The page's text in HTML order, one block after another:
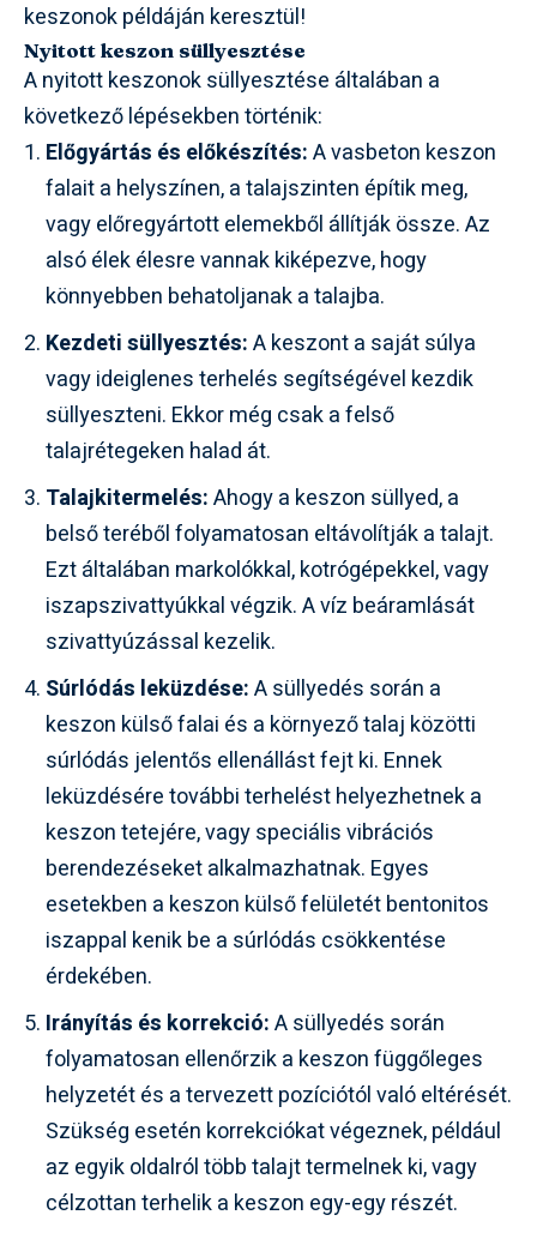
keszonok példáján keresztül!
Nyitott keszon süllyesztése
A nyitott keszonok süllyesztése általában a
következő lépésekben történik:
Előgyártás és előkészítés:A vasbeton keszon
falait a helyszínen, a talajszinten építik meg,
vagy előregyártott elemekből állítják össze. Az
alsó élek élesre vannak kiképezve, hogy
könnyebben behatoljanak a talajba.
Kezdeti süllyesztés:A keszont a saját súlya
vagy ideiglenes terhelés segítségével kezdik
süllyeszteni. Ekkor még csak a felső
talajrétegeken halad át.
Talajkitermelés:Ahogy a keszon süllyed, a
belső teréből folyamatosan eltávolítják a talajt.
Ezt általában markolókkal, kotrógépekkel, vagy
iszapszivattyúkkal végzik. A víz beáramlását
szivattyúzással kezelik.
Súrlódás leküzdése:A süllyedés során a
keszon külső falai és a környező talaj közötti
súrlódás jelentős ellenállást fejt ki. Ennek
leküzdésére további terhelést helyezhetnek a
keszon tetejére, vagy speciális vibrációs
berendezéseket alkalmazhatnak. Egyes
esetekben a keszon külső felületét bentonitos
iszappal kenik be a súrlódás csökkentése
érdekében.
Irányítás és korrekció:A süllyedés során
folyamatosan ellenőrzik a keszon függőleges
helyzetét és a tervezett pozíciótól való eltérését.
Szükség esetén korrekciókat végeznek, például
az egyik oldalról több talajt termelnek ki, vagy
célzottan terhelik a keszon egy-egy részét.